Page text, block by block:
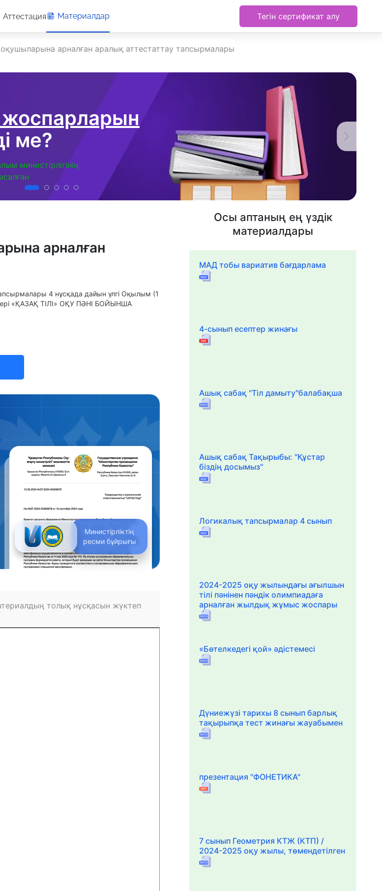
Аттестация Материалдар Тегін сертификат алу
жоспарларын
ме?
министірлігінің
оқушыларына арналған аралық аттестаттау тапсырмалары
арналған
4 нұсқада дайын үлгі Оқылым (1
«ҚАЗАҚ ТІЛІ» ОҚУ ПӘНІ БОЙЫНША
Министірліктің
ресми бұйрығы
толық нұсқасын жүктеп
Осы аптаның ең үздік
материалдары
МАД тобы вариатив бағдарлама
4-сынып есептер жинағы
Ашық сабақ "Тіл дамыту"балабақша
Ашық сабақ Тақырыбы: "Құстар
біздің досымыз"
Логикалық тапсырмалар 4 сынып
2024-2025 оқу жылындағы ағылшын
тілі пәнінен пәндік олимпиадаға
арналған жылдық жұмыс жоспары
«Бөтелкедегі қой» әдістемесі
Дүниежүзі тарихы 8 сынып барлық
тақырыпқа тест жинағы жауабымен
презентация "ФОНЕТИКА"
7 сынып Геометрия КТЖ (КТП) /
2024-2025 оқу жылы, төмендетілген